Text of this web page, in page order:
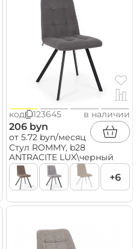
код 123645 в наличии
206 byn
от 5.72 byn/месяц
Стул ROMMY, b28
ANTRACITE LUX\черный
+6